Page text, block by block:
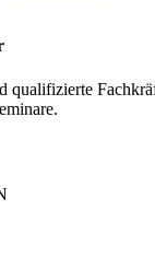
qualifizierte